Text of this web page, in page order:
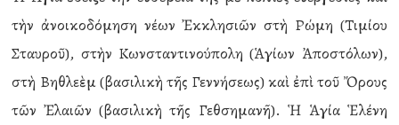
τὴν ἀνοικοδόμηση νέων Ἐκκλησιῶν στὴ Ρώμη (Τιμίου
Σταυροῦ), στὴν Κωνσταντινούπολη (Ἁγίων Ἀποστόλων),
στὴ Βηθλεὲμ (βασιλικὴ τῆς Γεννήσεως) καὶ ἐπὶ τοῦ Ὄρους
τῶν Ἐλαιῶν (βασιλικὴ τῆς Γεθσημανῆ). Ἡ Ἁγία Ἑλένη